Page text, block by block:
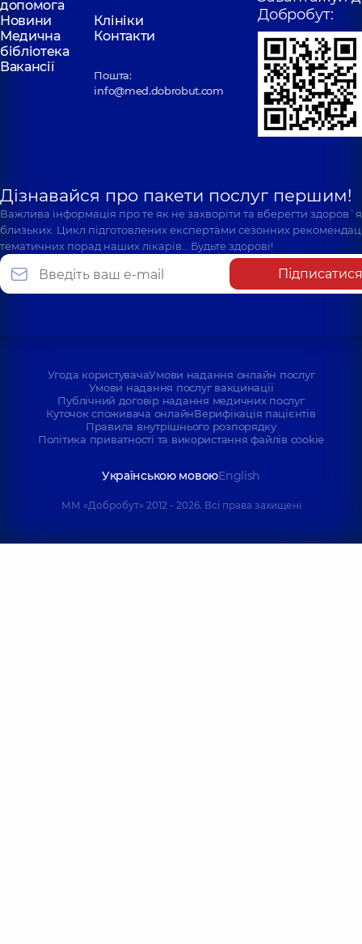
допомога
Новини
Клініки
Медична
бібліотека
Контакти
Вакансії
Пошта:
info@med.dobrobut.com
Добробут:
Дізнавайся про пакети послуг першим!
Важлива інформація про те як не захворіти та вберегти
близьких. Цикл підготовлених експертами сезонних
тематичних порад наших лікарів… Будьте здорові!
Підписатися
Угода користувачаУмови надання онлайн послуг
Умови надання послуг вакцинації
Публічний договір надання медичних послуг
Куточок споживача онлайнВерифікація пацієнтів
Правила внутрішнього розпорядку
Політика приватності та використання файлів cookie
Українською мовоюEnglish
ММ «Добробут» 2012 - 2026. Всі права захищені